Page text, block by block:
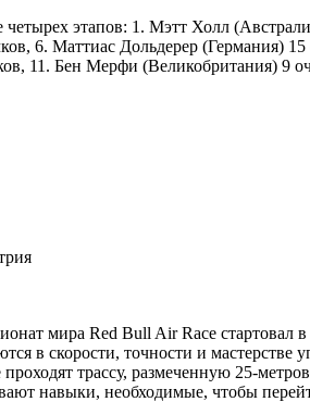
четырех этапов: 1. Мэтт Холл
6. Маттиас Дольдерер
11. Бен Мерфи (Великобритания)
мира Red Bull Air Race
в скорости, точности и
проходят трассу, размеченную 25-
навыки, необходимые, чтобы